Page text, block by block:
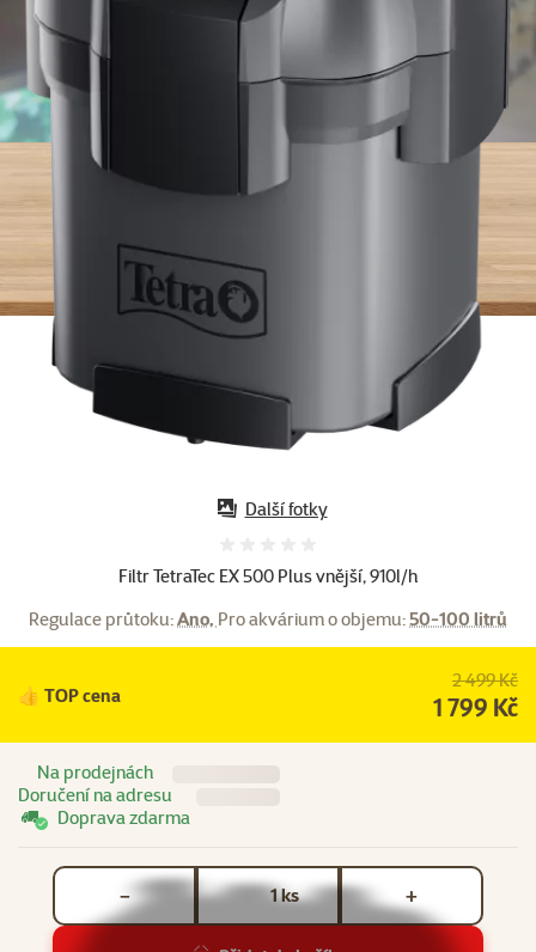
Filtr TetraTec EX 500 Plus vnější, 910l/h
Regulace průtoku:Ano, Pro akvárium o objemu:50-100 litrů
👍 TOP cena
2 499 Kč
1 799 Kč
Na prodejnách
Doručení na adresu
Doprava zdarma
Počet kusů *
ks
− +
Další fotky